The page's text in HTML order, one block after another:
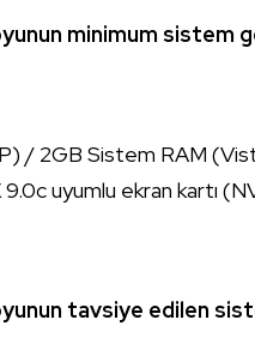
minimum sistem
/ 2GB Sistem RAM
uyumlu ekran kartı
tavsiye edilen